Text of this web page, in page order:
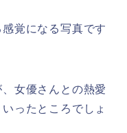
覚になる写真です
女優さんとの熱愛
ったところでしょ